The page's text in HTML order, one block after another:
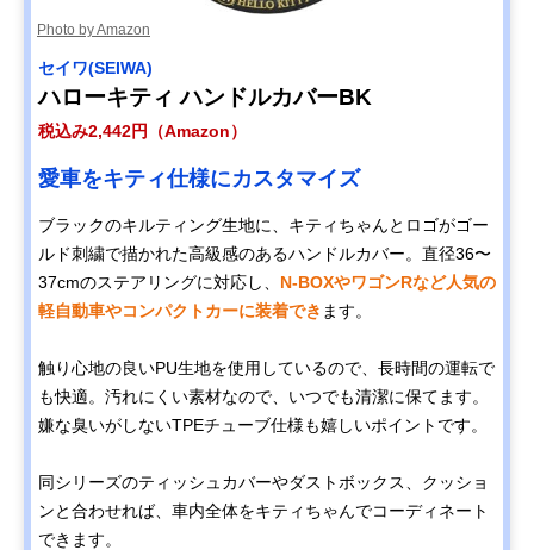
Photo by Amazon
セイワ(SEIWA)
ハローキティ ハンドルカバーBK
税込み2,442円（Amazon）
愛車をキティ仕様にカスタマイズ
ブラックのキルティング生地に、キティちゃんとロゴがゴー
ルド刺繍で描かれた高級感のあるハンドルカバー。直径36〜
37cmのステアリングに対応し、 N-BOXやワゴンRなど人気の
軽自動車やコンパクトカーに装着でき ます。
触り心地の良いPU生地を使用しているので、長時間の運転で
も快適。汚れにくい素材なので、いつでも清潔に保てます。
嫌な臭いがしないTPEチューブ仕様も嬉しいポイントです。
同シリーズのティッシュカバーやダストボックス、クッショ
ンと合わせれば、車内全体をキティちゃんでコーディネート
できます。